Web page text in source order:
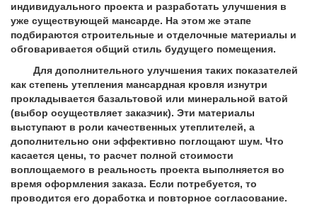
индивидуального проекта и разработать улучшения в
уже существующей мансарде. На этом же этапе
подбираются строительные и отделочные материалы и
обговаривается общий стиль будущего помещения.
Для дополнительного улучшения таких показателей
как степень утепления мансардная кровля изнутри
прокладывается базальтовой или минеральной ватой
(выбор осуществляет заказчик). Эти материалы
выступают в роли качественных утеплителей, а
дополнительно они эффективно поглощают шум. Что
касается цены, то расчет полной стоимости
воплощаемого в реальность проекта выполняется во
время оформления заказа. Если потребуется, то
проводится его доработка и повторное согласование.